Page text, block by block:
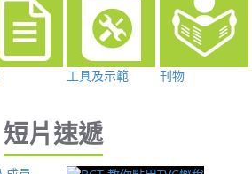
工具及示範 刊物
短片速遞